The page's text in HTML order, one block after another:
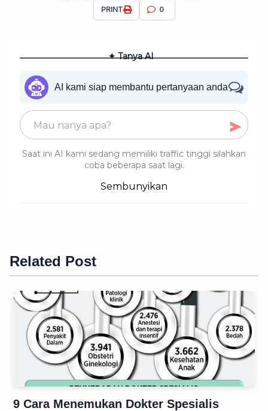
PRINT 0
✦ Tanya AI
AI kami siap membantu pertanyaan anda
Saat ini AI kami sedang memiliki traffic tinggi silahkan
coba beberapa saat lagi.
Sembunyikan
Related Post
9 Cara Menemukan Dokter Spesialis